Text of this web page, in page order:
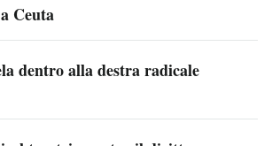
Ceuta
dentro alla destra radicale